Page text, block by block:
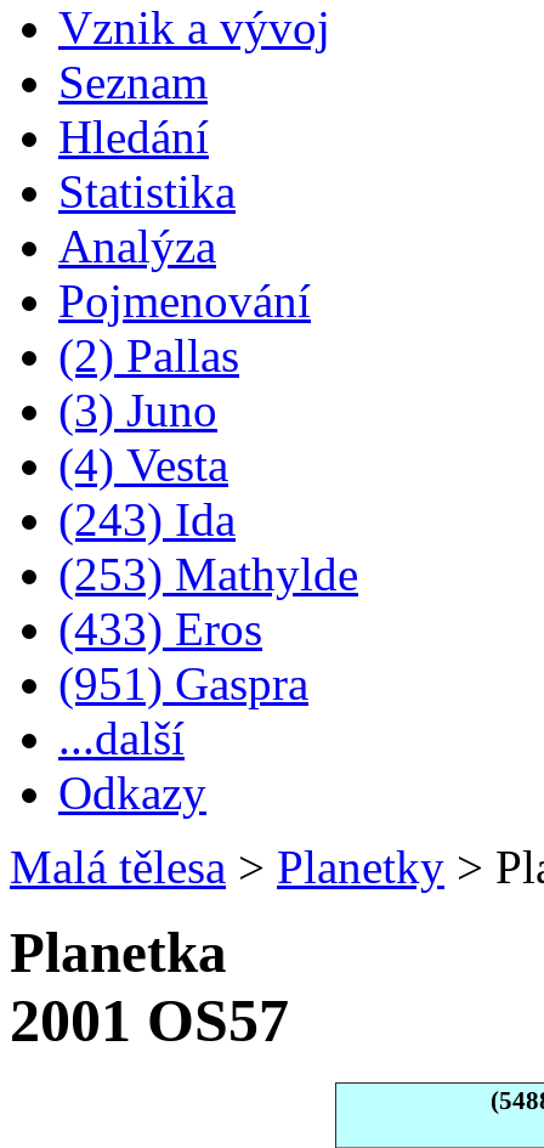
Vznik a vývoj
Seznam
Hledání
Statistika
Analýza
Pojmenování
(2) Pallas
(3) Juno
(4) Vesta
(243) Ida
(253) Mathylde
(433) Eros
(951) Gaspra
...další
Odkazy
Malá tělesa > Planetky >
Planetka
2001 OS57